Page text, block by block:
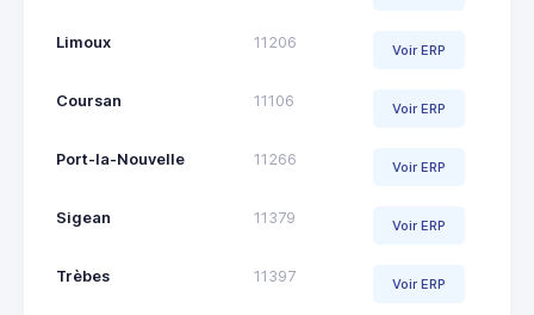
Limoux 11206 Voir ERP
Coursan 11106 Voir ERP
Port-la-Nouvelle 11266 Voir ERP
Sigean 11379 Voir ERP
Trèbes 11397 Voir ERP